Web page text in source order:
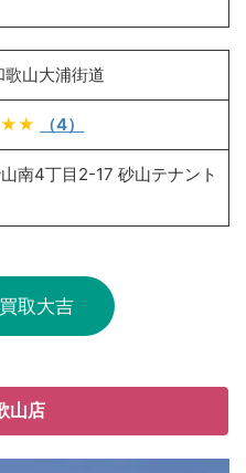
歌山大浦街道
（4）
南4丁目2-17 砂山テナント
取大吉
山店